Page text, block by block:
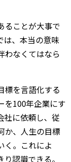
ることが大事で
は、本当の意味
わなくてはなら
標を言語化する
を100年企業にす
社に依頼し、従
か、人生の目標
く。これによ
認識できる。